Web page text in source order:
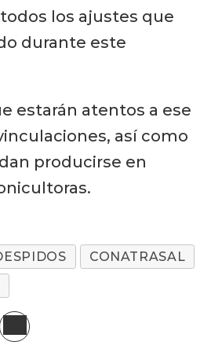
los ajustes que
durante este
estarán atentos a ese
así como
producirse en
CONATRASAL